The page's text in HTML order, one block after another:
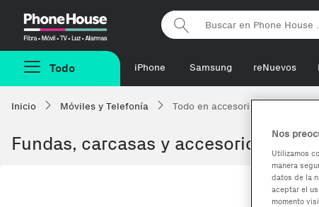
Phonehouse
Todo iPhone Samsung reNuevos
Inicio Móviles y Telefonía Todo en accesorios
Fundas, carcasas y accesorios para
Nos
Utilizamos
manera
datos de la
aceptar el
momento